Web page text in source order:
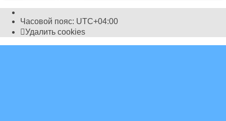
Часовой пояс: UTC+04:00
Удалить cookies